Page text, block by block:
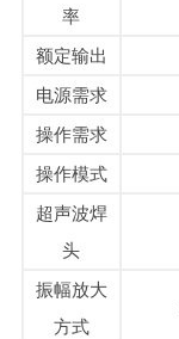
率
额定输出
电源需求
操作需求
操作模式
超声波焊
头
振幅放大
方式